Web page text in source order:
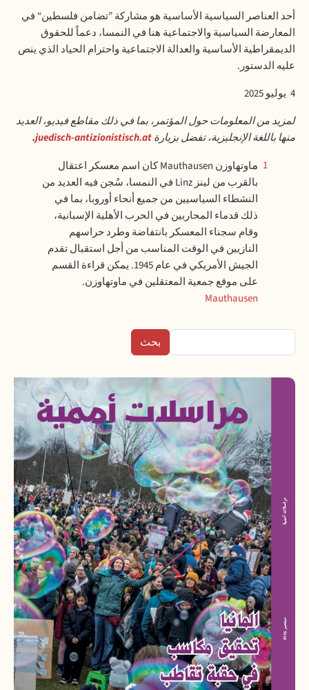
أحد العناصر السياسية الأساسية هو مشاركة ”تضامن فلسطين“ في
المعارضة السياسية والاجتماعية هنا في النمسا، دعماً للحقوق
الديمقراطية الأساسية والعدالة الاجتماعية واحترام الحياد الذي ينص
عليه الدستور.
4 يوليو 2025
لمزيد من المعلومات حول المؤتمر، بما في ذلك مقاطع فيديو، العديد
منها باللغة الإنجليزية، تفضل بزيارةjuedisch-antizionistisch.at
.
1 ماوتهاوزن Mauthausen كان اسم معسكر اعتقال
بالقرب من لينز Linz في النمسا، سُجن فيه العديد من
النشطاء السياسيين من جميع أنحاء أوروبا، بما في
ذلك قدماء المحاربين في الحرب الأهلية الإسبانية،
وقام سجناء المعسكر بانتفاضة وطرد حراسهم
النازيين في الوقت المناسب من أجل استقبال تقدم
الجيش الأمريكي في عام 1945. يمكن قراءة القسم
على موقع جمعية المعتقلين في ماوتهاوزن.
Mauthausen